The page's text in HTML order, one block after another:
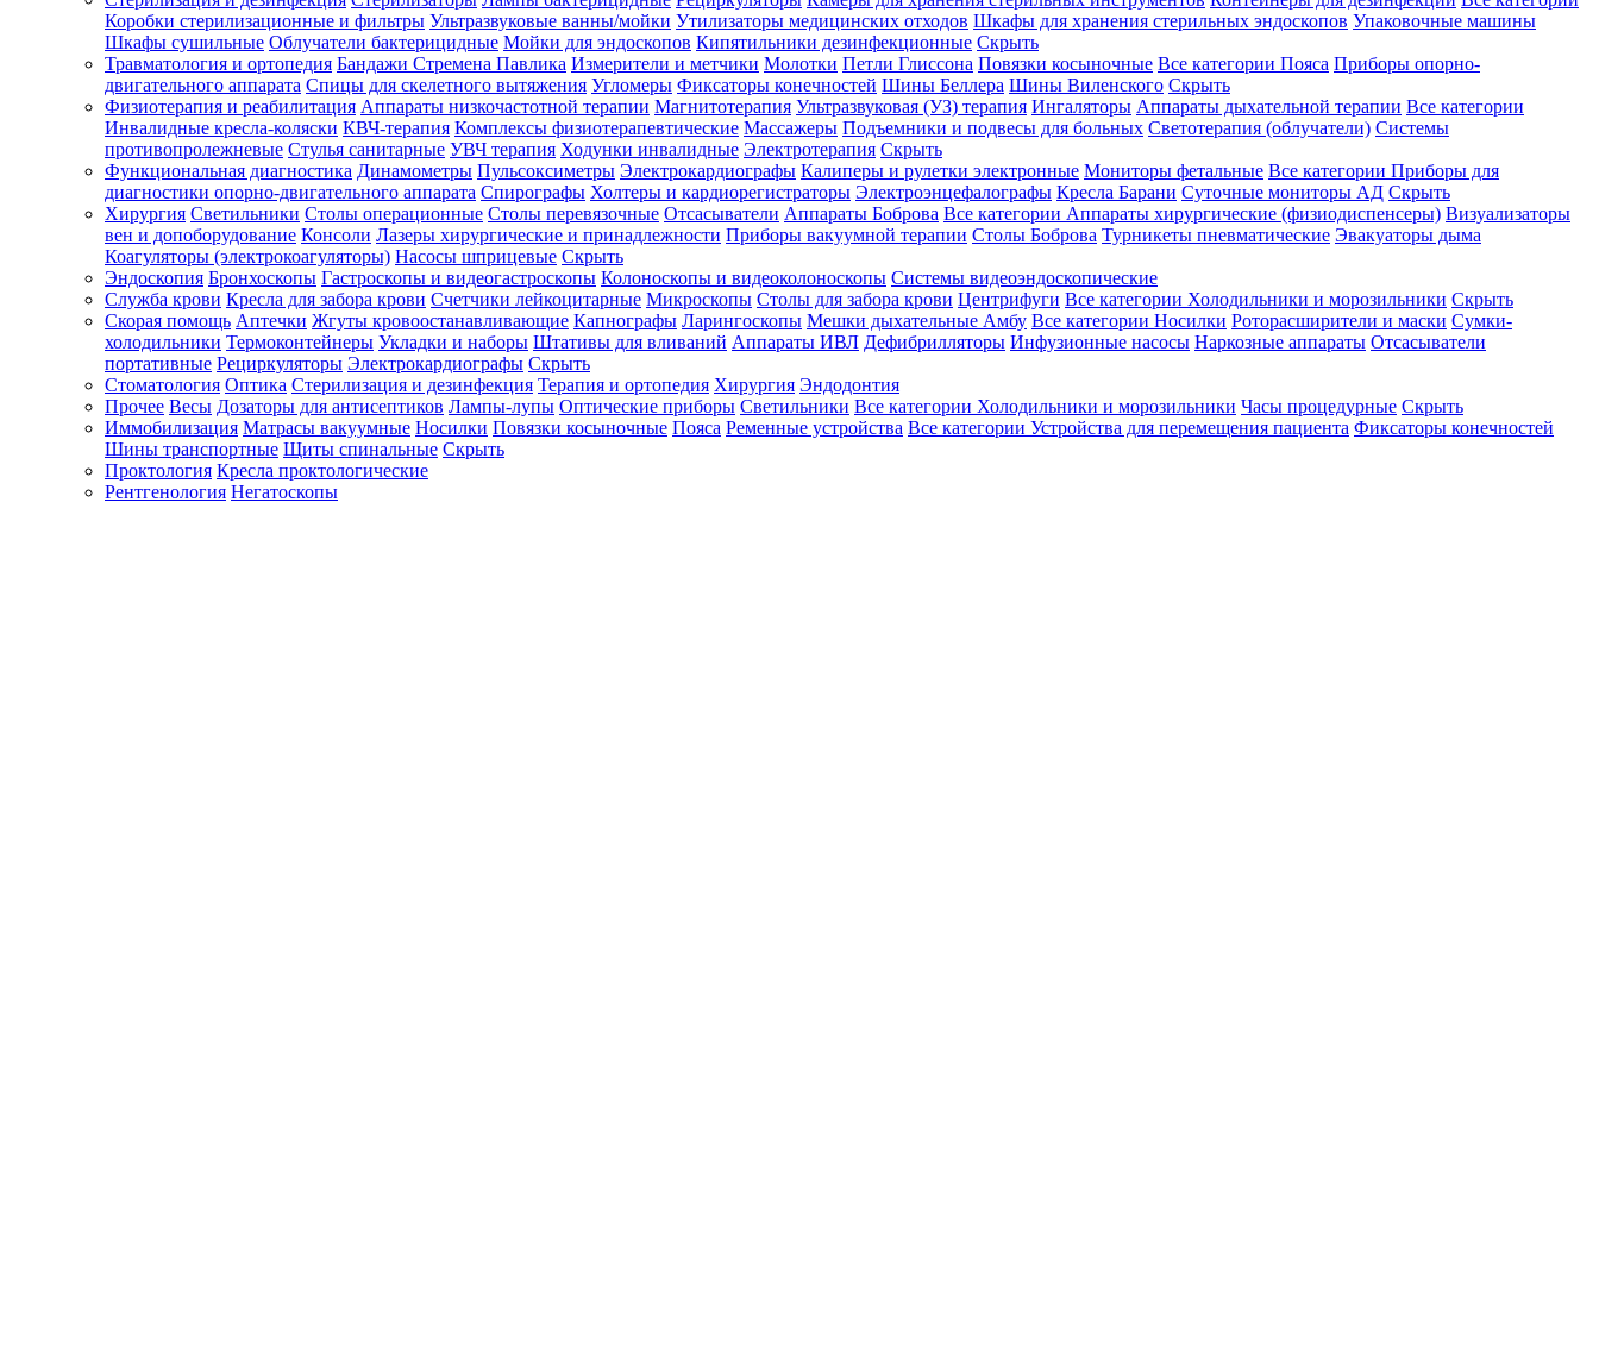
Зарегистрироваться
Зачем
регистрироваться?
Все
покупки
в
одном
месте
Личный
менеджер
Отслеживание
статуса
заказа
Коробки стерилизационные и фильтры Ультразвуковые ванны/мойки Утилизаторы медицинских отходов Шкафы для хранения стерильных эндоскопов Упаковочные машины
Шкафы сушильные Облучатели бактерицидные Мойки для эндоскопов Кипятильники дезинфекционные Скрыть
Травматология и ортопедия Бандажи Стремена Павлика Измерители и метчики Молотки Петли Глиссона Повязки косыночные Все категории Пояса Приборы опорно-
двигательного аппарата Спицы для скелетного вытяжения Угломеры Фиксаторы конечностей Шины Беллера Шины Виленского Скрыть
Физиотерапия и реабилитация Аппараты низкочастотной терапии Магнитотерапия Ультразвуковая (УЗ) терапия Ингаляторы Аппараты дыхательной терапии Все категории
Инвалидные кресла-коляски КВЧ-терапия Комплексы физиотерапевтические Массажеры Подъемники и подвесы для больных Светотерапия (облучатели) Системы
противопролежневые Стулья санитарные УВЧ терапия Ходунки инвалидные Электротерапия Скрыть
Функциональная диагностика Динамометры Пульсоксиметры Электрокардиографы Калиперы и рулетки электронные Мониторы фетальные Все категории Приборы для
диагностики опорно-двигательного аппарата Спирографы Холтеры и кардиорегистраторы Электроэнцефалографы Кресла Барани Суточные мониторы АД Скрыть
Хирургия Светильники Столы операционные Столы перевязочные Отсасыватели Аппараты Боброва Все категории Аппараты хирургические (физиодиспенсеры) Визуализаторы
вен и допоборудование Консоли Лазеры хирургические и принадлежности Приборы вакуумной терапии Столы Боброва Турникеты пневматические Эвакуаторы дыма
Коагуляторы (электрокоагуляторы) Насосы шприцевые Скрыть
Эндоскопия Бронхоскопы Гастроскопы и видеогастроскопы Колоноскопы и видеоколоноскопы Системы видеоэндоскопические
Служба крови Кресла для забора крови Счетчики лейкоцитарные Микроскопы Столы для забора крови Центрифуги Все категории Холодильники и морозильники Скрыть
Скорая помощь Аптечки Жгуты кровоостанавливающие Капнографы Ларингоскопы Мешки дыхательные Амбу Все категории Носилки Роторасширители и маски Сумки-
холодильники Термоконтейнеры Укладки и наборы Штативы для вливаний Аппараты ИВЛ Дефибрилляторы Инфузионные насосы Наркозные аппараты Отсасыватели
портативные Рециркуляторы Электрокардиографы Скрыть
Стоматология Оптика Стерилизация и дезинфекция Терапия и ортопедия Хирургия Эндодонтия
Прочее Весы Дозаторы для антисептиков Лампы-лупы Оптические приборы Светильники Все категории Холодильники и морозильники Часы процедурные Скрыть
Иммобилизация Матрасы вакуумные Носилки Повязки косыночные Пояса Ременные устройства Все категории Устройства для перемещения пациента Фиксаторы конечностей
Шины транспортные Щиты спинальные Скрыть
Проктология Кресла проктологические
Рентгенология Негатоскопы